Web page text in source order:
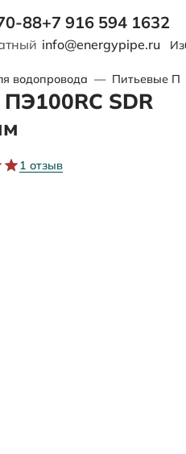
88+7 916 594 1632
info@energypipe.ru
водопровода — Питьевые
SDR
1 отзыв